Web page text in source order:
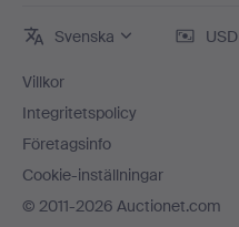
Svenska USD
Villkor
Integritetspolicy
Företagsinfo
Cookie-inställningar
© 2011-2026 Auctionet.com